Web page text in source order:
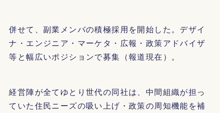
併せて、副業メンバの積極採用を開始した。デザイ
ナ・エンジニア・マーケタ・広報・政策アドバイザ
等と幅広いポジションで募集（報道現在）。
経営陣が全てゆとり世代の同社は、中間組織が担っ
ていた住民ニーズの吸い上げ・政策の周知機能を補